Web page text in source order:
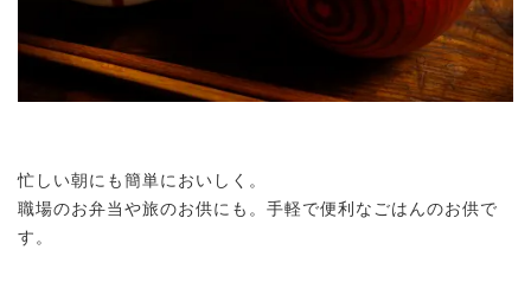
忙しい朝にも簡単においしく。
職場のお弁当や旅のお供にも。手軽で便利なごはんのお供で
す。